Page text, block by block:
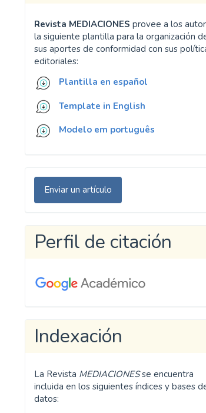
Revista MEDIACIONES provee a los
la siguiente plantilla para la organización
sus aportes de conformidad con sus
editoriales:
Plantilla en español
Template in English
Modelo em português
Enviar
unEnviar un artículo
Perfil de citación
Indexación
La Revista MEDIACIONESse encuentra
incluida en los siguientes índices y bases
datos: